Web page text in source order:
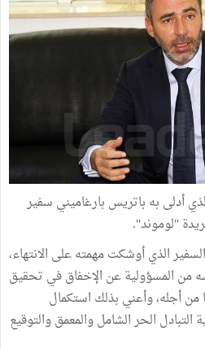
أدلى به باتريس بارغاميني سفير
"لوموند".
الذي أوشكت مهمته على الانتهاء،
من المسؤولية عن الإخفاق في تحقيق
من أجله، وأعني بذلك استكمال
الحر الشامل والمعمق والتوقيع